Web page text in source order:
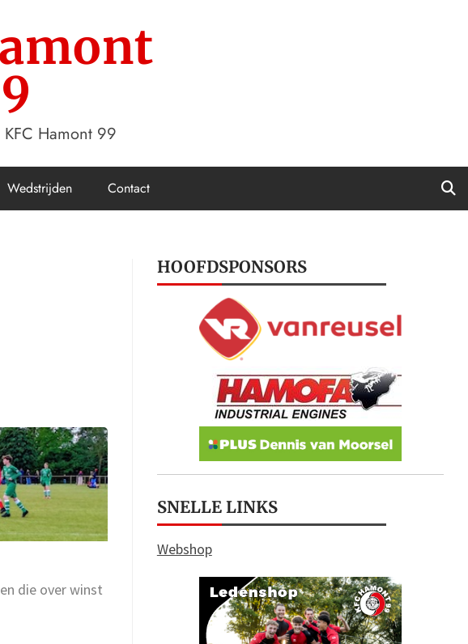
Hamont 99
Wedstrijden Contact
die over winst
HOOFDSPONSORS
SNELLE LINKS
Webshop